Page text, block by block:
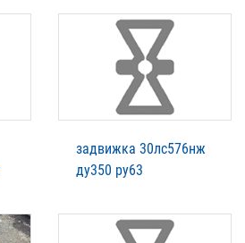
задвижка 30лс576нж
ду350 ру63